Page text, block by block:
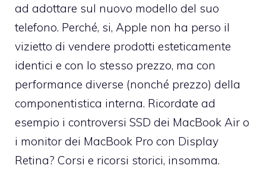
ad adottare sul nuovo modello del suo
telefono. Perché, si, Apple non ha perso il
vizietto di vendere prodotti esteticamente
identici e con lo stesso prezzo, ma con
performance diverse (nonché prezzo) della
componentistica interna. Ricordate ad
esempio i controversi SSD dei MacBook Air o
i monitor dei MacBook Pro con Display
Retina? Corsi e ricorsi storici, insomma.